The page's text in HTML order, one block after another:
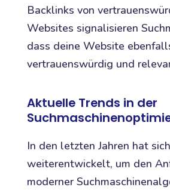
Backlinks von
Websites signalisieren
dass deine Website
vertrauenswürdig und
Aktuelle Trends in der
In den letzten Jahren hat
weiterentwickelt, um den
moderner